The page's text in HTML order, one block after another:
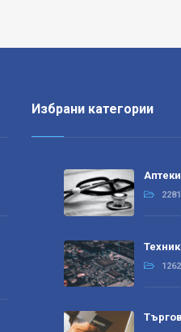
Избрани категории